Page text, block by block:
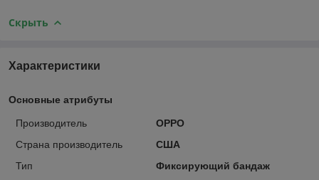
Скрыть
Характеристики
Основные атрибуты
Производитель
OPPO
Страна производитель
США
Тип
Фиксирующий бандаж